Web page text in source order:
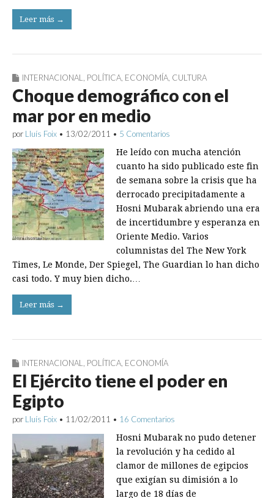
Leer más →
INTERNACIONAL, POLÍTICA, ECONOMÍA, CULTURA
Choque demográfico con el
mar por en medio
por Lluís Foix • 13/02/2011 • 5 Comentarios
He leído con mucha atención
cuanto ha sido publicado este fin
de semana sobre la crisis que ha
derrocado precipitadamente a
Hosni Mubarak abriendo una era
de incertidumbre y esperanza en
Oriente Medio. Varios
columnistas del The New York
Times, Le Monde, Der Spiegel, The Guardian lo han dicho
casi todo. Y muy bien dicho.…
Leer más →
INTERNACIONAL, POLÍTICA, ECONOMÍA
El Ejército tiene el poder en
Egipto
por Lluís Foix • 11/02/2011 • 16 Comentarios
Hosni Mubarak no pudo detener
la revolución y ha cedido al
clamor de millones de egipcios
que exigían su dimisión a lo
largo de 18 días de